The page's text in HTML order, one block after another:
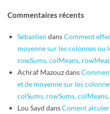
Commentaires récents
Sébastien dansComment
moyenne sur les colonnes ou
rowSums, colMeans,
Achraf Mazouzdans
et de moyenne sur les
colSums, rowSums,
Lou Sayd dansComent alculer